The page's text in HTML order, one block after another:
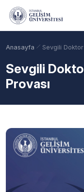
Ana içeriğe geç
Anasayfa Sevgili
Sevgili
Provası